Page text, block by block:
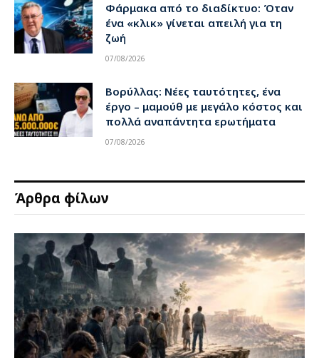
Φάρμακα από το διαδίκτυο: Όταν
ένα «κλικ» γίνεται απειλή για τη
ζωή
07/08/2026
Βορύλλας: Νέες ταυτότητες, ένα
έργο – μαμούθ με μεγάλο κόστος και
πολλά αναπάντητα ερωτήματα
07/08/2026
Άρθρα φίλων